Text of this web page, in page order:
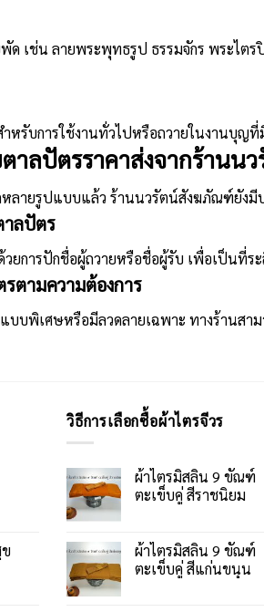
เช่น ลายพระพุทธรูป ธรรมจักร พระไตร
หรับการใช้งานทั่วไปหรือถวายในงานบุญที่
ตาลปัตรราคาส่งจากร้านน
ลายรูปแบบแล้ว ร้านนวรัตน์สังฆภัณฑ์ยังมี
ลปัตร
การปักชื่อผู้ถวายหรือชื่อผู้รับ เพื่อเป็นที่ระ
ตามความต้องการ
บบพิเศษหรือมีลวดลายเฉพาะ ทางร้านส
วิธีการเลือกซื้อผ้าไตรจีวร
ผ้าไตรมิสลิน 9 ขัณฑ์
ตะเข็บคู่ สีราชนิยม
ผ้าไตรมิสลิน 9 ขัณฑ์
ตะเข็บคู่ สีแก่นขนุน